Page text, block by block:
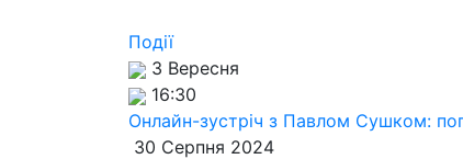
Події
3 Вересня
16:30
Онлайн-зустріч з Павлом Сушком:
30 Серпня 2024